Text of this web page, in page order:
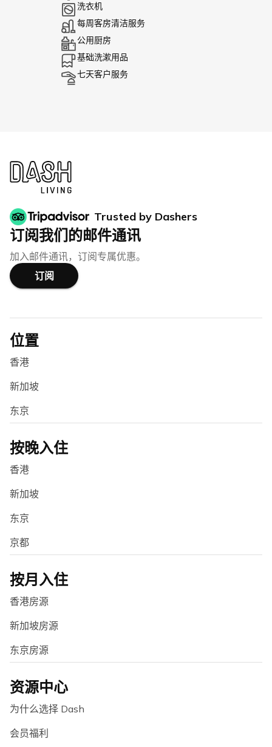
洗衣机
每周客房清洁服务
公用厨房
基础洗漱用品
七天客户服务
Trusted by Dashers
订阅我们的邮件通讯
加入邮件通讯，订阅专属优惠。
订阅
位置
香港
新加坡
东京
按晚入住
香港
新加坡
东京
京都
按月入住
香港房源
新加坡房源
东京房源
资源中心
为什么选择 Dash
会员福利